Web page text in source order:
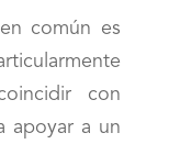
común es
con
apoyar a un